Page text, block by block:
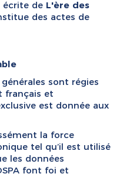
écrite de L'ère des
des actes de
sont régies
français et
est donnée aux
la force
tel qu’il est utilisé
les données
font foi et